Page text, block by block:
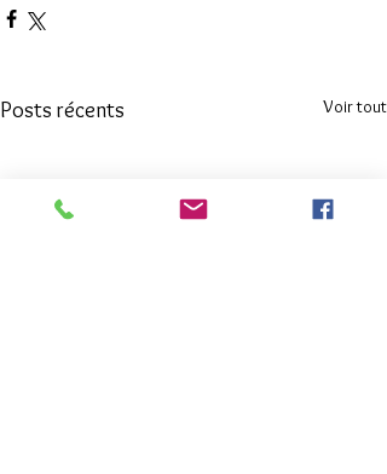
Posts récents Voir tout